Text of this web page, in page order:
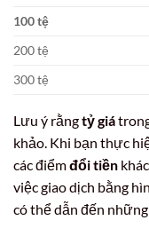
100 tệ
200 tệ
300 tệ
Lưu ý rằngtỷ giá
khảo. Khi bạn thực
các điểmđổi tiền
việc giao dịch bằng
có thể dẫn đến